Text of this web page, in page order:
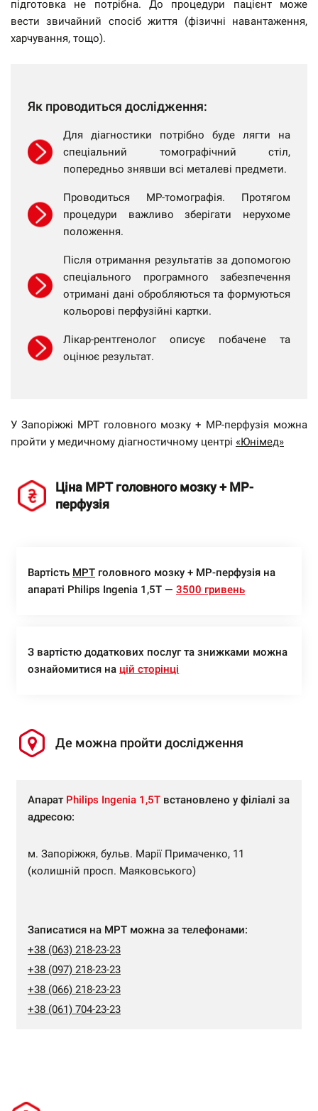
підготовка не потрібна. До процедури пацієнт може
вести звичайний спосіб життя (фізичні навантаження,
харчування, тощо).
Як проводиться дослідження:
Для діагностики потрібно буде лягти на
спеціальний томографічний стіл,
попередньо знявши всі металеві предмети.
Проводиться МР-томографія. Протягом
процедури важливо зберігати нерухоме
положення.
Після отримання результатів за допомогою
спеціального програмного забезпечення
отримані дані обробляються та формуються
кольорові перфузійні картки.
Лікар-рентгенолог описує побачене та
оцінює результат.
У Запоріжжі МРТ головного мозку + МР-перфузія можна
пройти у медичному діагностичному центрі «Юнімед»
Ціна МРТ головного мозку + МР-
перфузія
Вартість МРТ головного мозку + МР-перфузія на
апараті Philips Ingenia 1,5Т — 3500 гривень
З вартістю додаткових послуг та знижками можна
ознайомитися на цій сторінці
Де можна пройти дослідження
Апарат Philips Ingenia 1,5Т встановлено у філіалі за
адресою:
м. Запоріжжя, бульв. Марії Примаченко, 11
(колишній просп. Маяковського)
Записатися на МРТ можна за телефонами:
+38 (063) 218-23-23
+38 (097) 218-23-23
+38 (066) 218-23-23
+38 (061) 704-23-23